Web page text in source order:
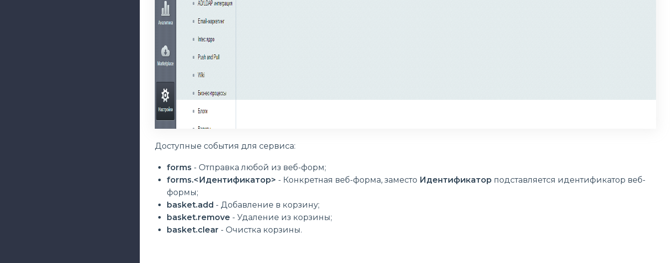
Доступные события для сервиса:
forms - Отправка любой из веб-форм;
forms.<Идентификатор> - Конкретная веб-форма, заместо Идентификатор подставляется идентификатор веб-
формы;
basket.add - Добавление в корзину;
basket.remove - Удаление из корзины;
basket.clear - Очистка корзины.